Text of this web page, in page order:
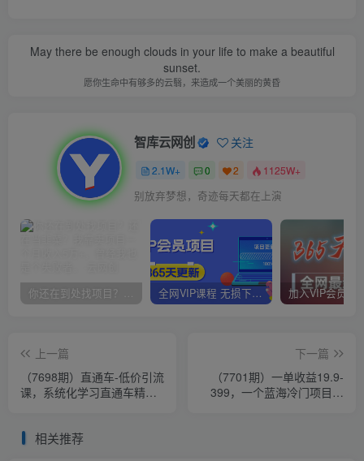
May there be enough clouds in your life to make a beautiful
sunset.
愿你生命中有够多的云翳，来造成一个美丽的黄昏
智库云网创 关注
2.1W+ 0 2 1125W+
别放弃梦想，奇迹每天都在上演
你还在到处找项目？还在当韭菜？我靠卖项目一个月收入5万+，曾经我也是个失败者。 全网VIP课程 无损下载~
上一篇
（7698期）直通车-低价引流
课，系统化学习直通车精准
下一篇
（7701期）一单收益19.9-
399，一个蓝海冷门项目，
相关推荐